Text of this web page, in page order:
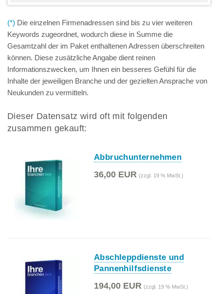
(*) Die einzelnen Firmenadressen sind bis zu vier weiteren
Keywords zugeordnet, wodurch diese in Summe die
Gesamtzahl der im Paket enthaltenen Adressen überschreiten
können. Diese zusätzliche Angabe dient reinen
Informationszwecken, um Ihnen ein besseres Gefühl für die
Inhalte der jeweiligen Branche und der gezielten Ansprache von
Neukunden zu vermitteln.
Dieser Datensatz wird oft mit folgenden
zusammen gekauft:
Abbruchunternehmen
36,00 EUR (zzgl. 19 % MwSt.)
Abschleppdienste und
Pannenhilfsdienste
194,00 EUR (zzgl. 19 % MwSt.)